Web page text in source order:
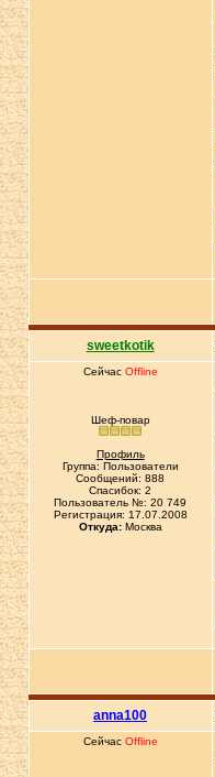
sweetkotik
Сейчас Offline
Шеф-повар
Профиль
Группа: Пользователи
Сообщений: 888
Спасибок: 2
Пользователь №: 20 749
Регистрация: 17.07.2008
Откуда:Москва
anna100
Сейчас Offline